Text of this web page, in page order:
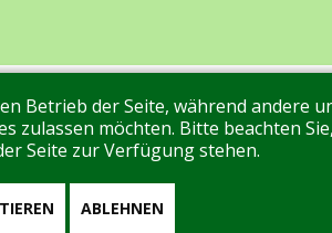
Sie uns! Login
Betrieb der Seite, während andere
zulassen möchten. Bitte beachten
Seite zur Verfügung stehen.
ABLEHNEN